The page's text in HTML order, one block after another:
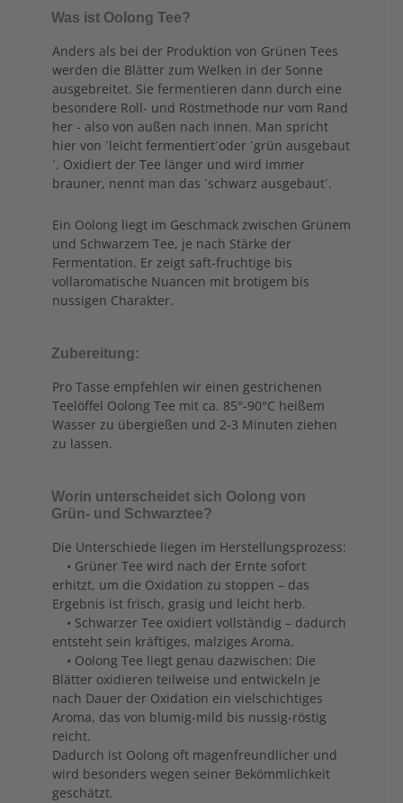
Was ist Oolong Tee?
Anders als bei der Produktion von Grünen Tees
werden die Blätter zum Welken in der Sonne
ausgebreitet. Sie fermentieren dann durch eine
besondere Roll- und Röstmethode nur vom Rand
her - also von außen nach innen. Man spricht
hier von ´leicht fermentiert´oder ´grün ausgebaut
´. Oxidiert der Tee länger und wird immer
brauner, nennt man das ´schwarz ausgebaut´.
Ein Oolong liegt im Geschmack zwischen Grünem
und Schwarzem Tee, je nach Stärke der
Fermentation. Er zeigt saft-fruchtige bis
vollaromatische Nuancen mit brotigem bis
nussigen Charakter.
Zubereitung:
Pro Tasse empfehlen wir einen gestrichenen
Teelöffel Oolong Tee mit ca. 85°-90°C heißem
Wasser zu übergießen und 2-3 Minuten ziehen
zu lassen.
Worin unterscheidet sich Oolong von
Grün- und Schwarztee?
Die Unterschiede liegen im Herstellungsprozess:
• Grüner Tee wird nach der Ernte sofort
erhitzt, um die Oxidation zu stoppen – das
Ergebnis ist frisch, grasig und leicht herb.
• Schwarzer Tee oxidiert vollständig – dadurch
entsteht sein kräftiges, malziges Aroma.
• Oolong Tee liegt genau dazwischen: Die
Blätter oxidieren teilweise und entwickeln je
nach Dauer der Oxidation ein vielschichtiges
Aroma, das von blumig-mild bis nussig-röstig
reicht.
Dadurch ist Oolong oft magenfreundlicher und
wird besonders wegen seiner Bekömmlichkeit
geschätzt.